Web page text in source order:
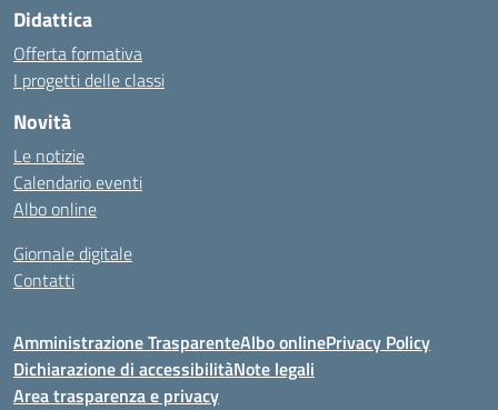
Didattica
Offerta formativa
I progetti delle classi
Novità
Le notizie
Calendario eventi
Albo online
Giornale digitale
Contatti
Amministrazione TrasparenteAlbo onlinePrivacy Policy
Dichiarazione di accessibilitàNote legali
Area trasparenza e privacy